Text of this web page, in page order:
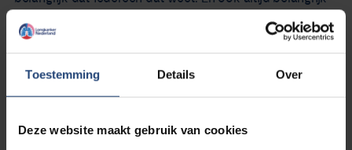
Toestemming Details Over
Deze website maakt gebruik van cookies
om aandacht voor te vragen: heb je symptomen zoals
aanhoudende hoest of benauwdheid, bel de huisarts
dan.”
En nu…